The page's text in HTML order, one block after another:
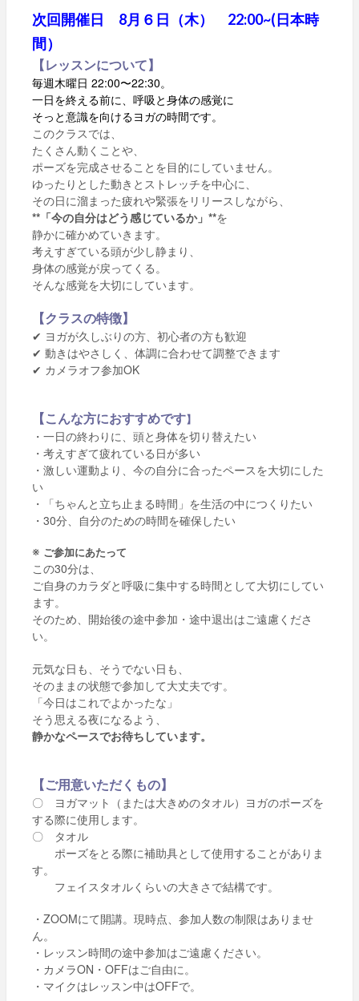
次回開催日 8月６日（木） 22:00~(日本時
間）
【レッスンについて】
毎週木曜日 22:00〜22:30。
一日を終える前に、呼吸と身体の感覚に
そっと意識を向けるヨガの時間です。
このクラスでは、
たくさん動くことや、
ポーズを完成させることを目的にしていません。
ゆったりとした動きとストレッチを中心に、
その日に溜まった疲れや緊張をリリースしながら、
**「今の自分はどう感じているか」**を
静かに確かめていきます。
考えすぎている頭が少し静まり、
身体の感覚が戻ってくる。
そんな感覚を大切にしています。
【クラスの特徴】
✔ ヨガが久しぶりの方、初心者の方も歓迎
✔ 動きはやさしく、体調に合わせて調整できます
✔ カメラオフ参加OK
【こんな方におすすめです】
・一日の終わりに、頭と身体を切り替えたい
・考えすぎて疲れている日が多い
・激しい運動より、今の自分に合ったペースを大切にした
い
・「ちゃんと立ち止まる時間」を生活の中につくりたい
・30分、自分のための時間を確保したい
※ ご参加にあたって
この30分は、
ご自身のカラダと呼吸に集中する時間として大切にしてい
ます。
そのため、開始後の途中参加・途中退出はご遠慮くださ
い。
元気な日も、そうでない日も、
そのままの状態で参加して大丈夫です。
「今日はこれでよかったな」
そう思える夜になるよう、
静かなペースでお待ちしています。
【ご用意いただくもの】
〇 ヨガマット（または大きめのタオル）ヨガのポーズを
する際に使用します。
〇 タオル
ポーズをとる際に補助具として使用することがありま
す。
フェイスタオルくらいの大きさで結構です。
・ZOOMにて開講。現時点、参加人数の制限はありませ
ん。
・レッスン時間の途中参加はご遠慮ください。
・カメラON・OFFはご自由に。
・マイクはレッスン中はOFFで。